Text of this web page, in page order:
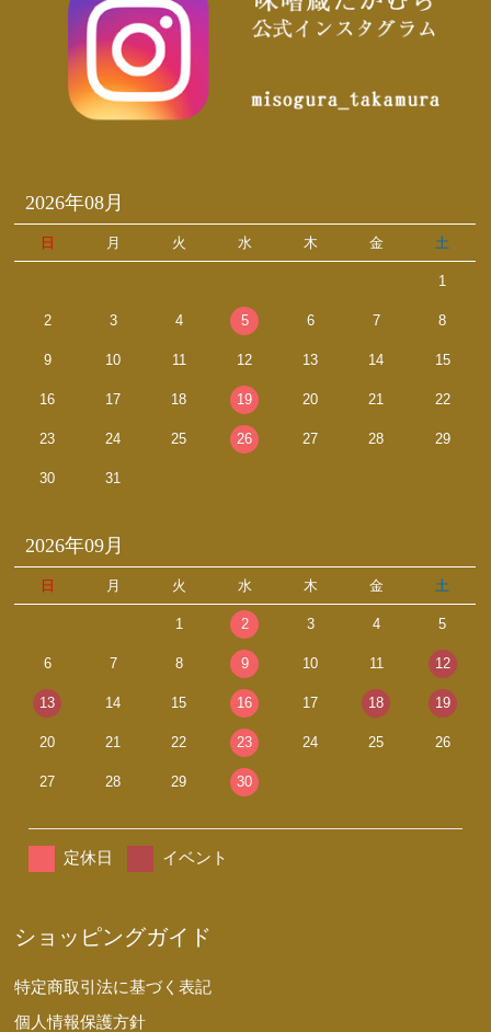
2026年08月
日 月 火 水 木 金 土
1
2 3 4 5 6 7 8
9 10 11 12 13 14 15
16 17 18 19 20 21 22
23 24 25 26 27 28 29
30 31
2026年09月
日 月 火 水 木 金 土
1 2 3 4 5
6 7 8 9 10 11 12
13 14 15 16 17 18 19
20 21 22 23 24 25 26
27 28 29 30
定休日 イベント
ショッピングガイド
特定商取引法に基づく表記
個人情報保護方針